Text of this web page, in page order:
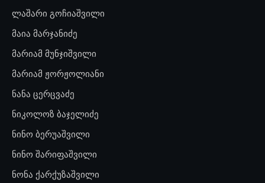
ლაშარი გოჩიაშვილი
მაია მარჯანიძე
მარიამ მუნჯიშვილი
მარიამ ჟორჟოლიანი
ნანა ცერცვაძე
ნიკოლოზ ბაჯელიძე
ნინო ბერუაშვილი
ნინო შარიფაშვილი
ნონა ქარქუზაშვილი